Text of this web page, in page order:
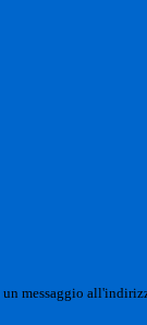
messaggio